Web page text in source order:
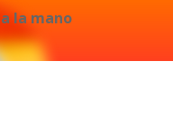
la mano